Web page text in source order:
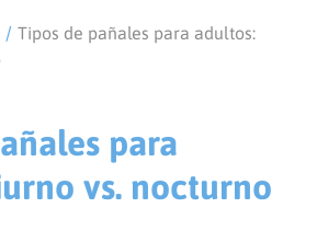
/ Tipos de pañales para adultos:
para
vs. nocturno